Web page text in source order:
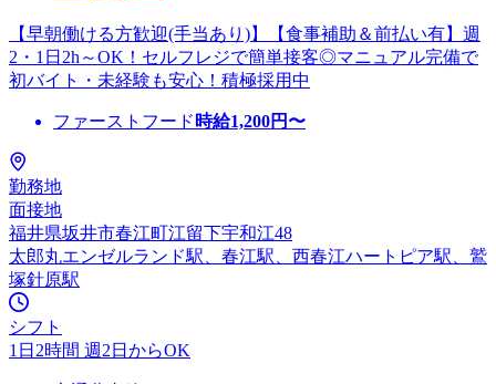
【早朝働ける方歓迎(手当あり)】【食事補助＆前払い有】週
2・1日2h～OK！セルフレジで簡単接客◎マニュアル完備で
初バイト・未経験も安心！積極採用中
ファーストフード 時給1,200円〜
勤務地
面接地
福井県坂井市春江町江留下宇和江48
太郎丸エンゼルランド駅、春江駅、西春江ハートピア駅、鷲
塚針原駅
シフト
1日2時間 週2日からOK